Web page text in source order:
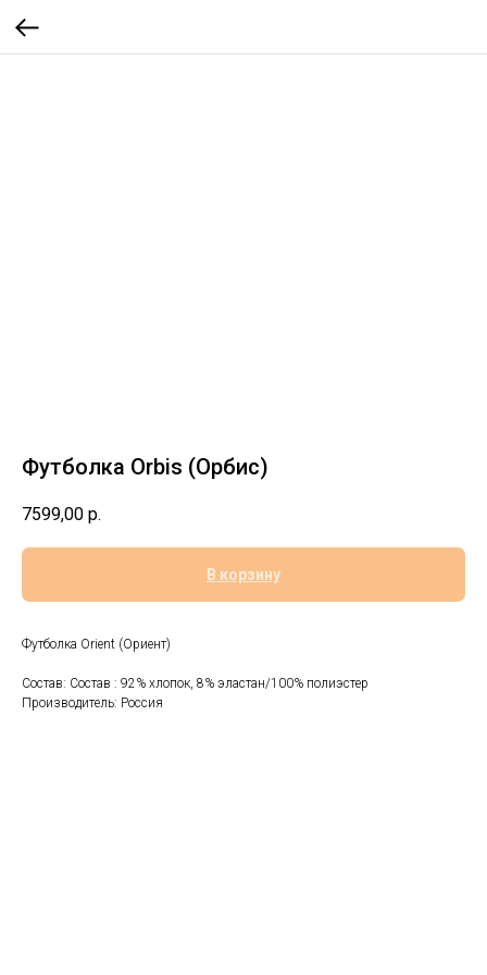
Футболка Orbis (Орбис)
7599,00 р.
В корзину
Футболка Оrient (Ориент)
Состав: Состав : 92% хлопок, 8% эластан/100% полиэстер
Производитель: Россия